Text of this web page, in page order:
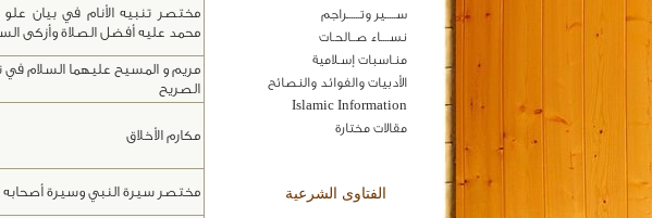
ســـــير وتــــــراجم
نســــاء صــالحـات
منـاسبات إسـلامية
الأدبيات والفوائد والنصائح
Islamic Information
مقالات مختارة
الفتاوى الشرعية
مختصر تنبيه الأنام في بيان علو
محمد عليه أفضل الصلاة وأزكى
مريم و المسيح عليهما السلام في
الصريح
مكارم الأخلاق
مختصر سيرة النبي وسيرة أصحابه